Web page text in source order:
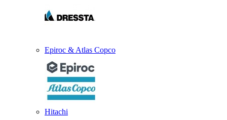
Epiroc & Atlas Copco
Hitachi